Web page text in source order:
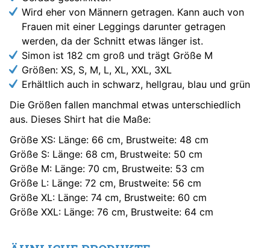
Wird eher von Männern getragen. Kann auch von
Frauen mit einer Leggings darunter getragen
werden, da der Schnitt etwas länger ist.
Simon ist 182 cm groß und trägt Größe M
Größen: XS, S, M, L, XL, XXL, 3XL
Erhältlich auch in schwarz, hellgrau, blau und grün
Die Größen fallen manchmal etwas unterschiedlich
aus. Dieses Shirt hat die Maße:
Größe XS: Länge: 66 cm, Brustweite: 48 cm
Größe S: Länge: 68 cm, Brustweite: 50 cm
Größe M: Länge: 70 cm, Brustweite: 53 cm
Größe L: Länge: 72 cm, Brustweite: 56 cm
Größe XL: Länge: 74 cm, Brustweite: 60 cm
Größe XXL: Länge: 76 cm, Brustweite: 64 cm